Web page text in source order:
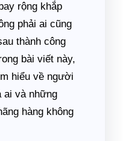
rộng khắp
phải ai cũng
thành công
bài viết này,
hiểu về người
ai và những
hàng không